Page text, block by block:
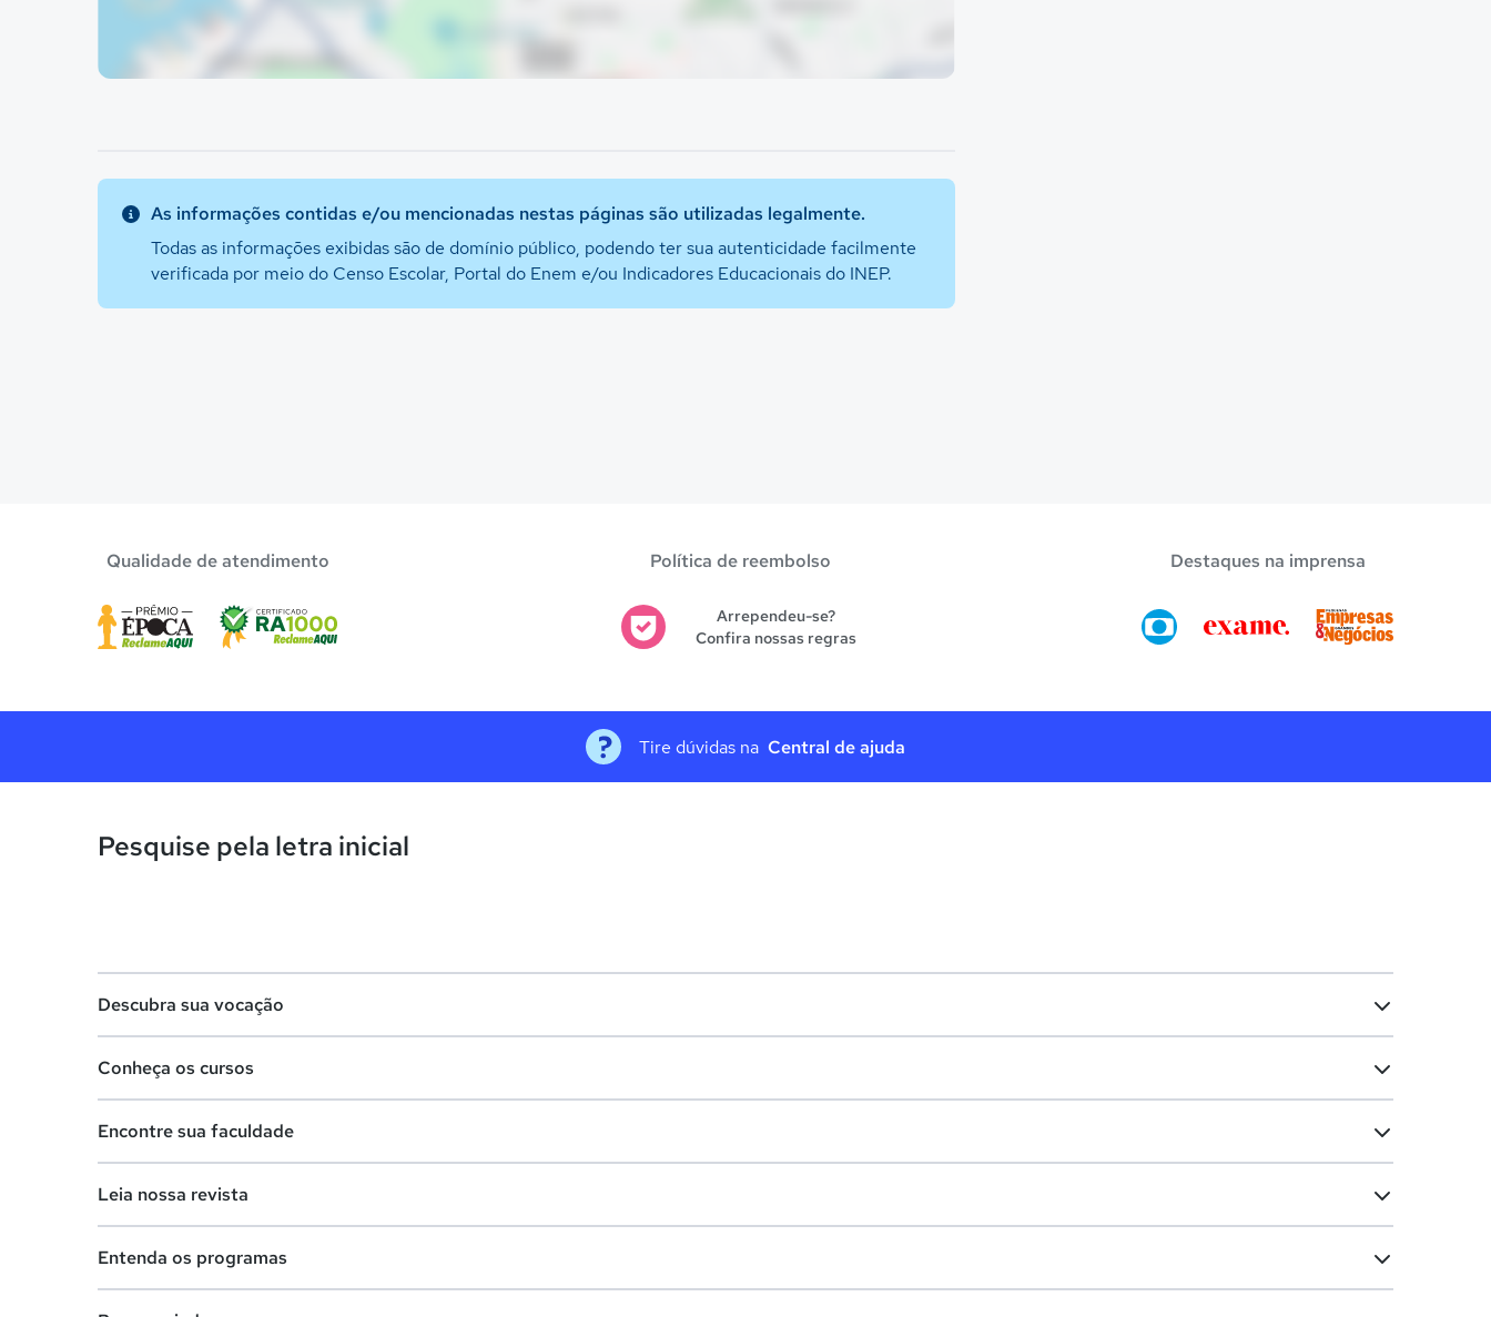
As informações contidas e/ou mencionadas nestas páginas são utilizadas legalmente.
Todas as informações exibidas são de domínio público, podendo ter sua autenticidade facilmente
verificada por meio do Censo Escolar, Portal do Enem e/ou Indicadores Educacionais do INEP.
Qualidade de atendimento Política de reembolso
Arrependeu-se?
Confira nossas regras
Destaques na imprensa
Tire dúvidas na Central de ajuda
Pesquise pela letra inicial
Descubra sua vocação
Lista de profissões
Conheça os cursos
Cursos de graduação
Cursos livres
Encontre sua faculdade
Faculdades na sua cidade
Leia nossa revista
Entenda os programas